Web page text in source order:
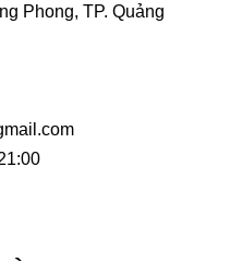
Phong, TP. Quảng